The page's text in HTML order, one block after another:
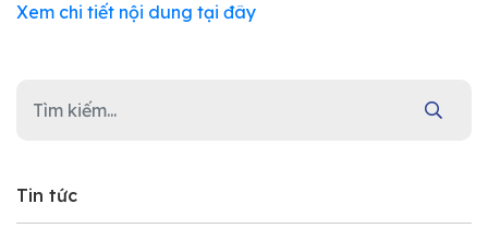
Tin tức
Xem chi tiết nội dung tại đây